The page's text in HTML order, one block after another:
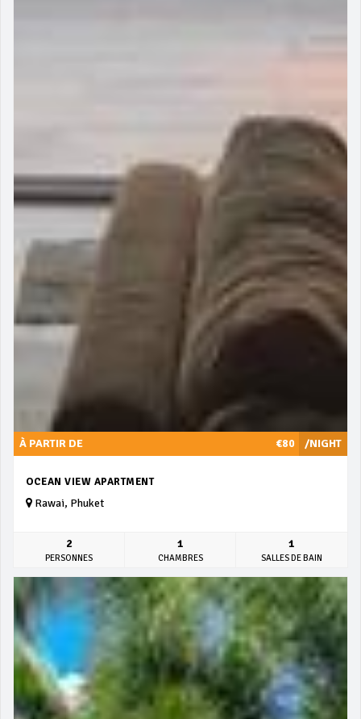
/NIGHT
À PARTIR DE €80
OCEAN VIEW APARTMENT
Rawai, Phuket
2
PERSONNES
1
CHAMBRES
1
SALLES DE BAIN